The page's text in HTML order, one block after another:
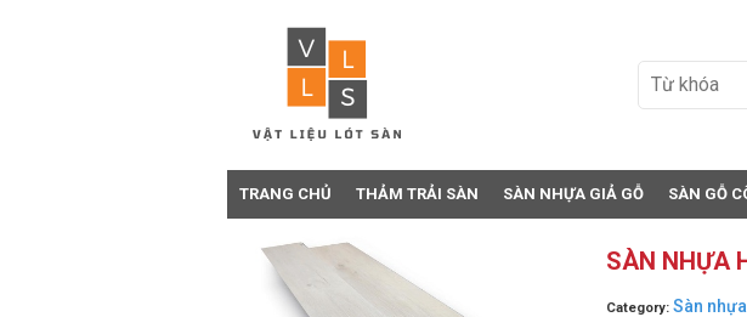
TRANG CHỦ THẢM TRẢI SÀN SÀN NHỰA GIẢ GỖ SÀN GỖ
SÀN NHỰA
Category:Sàn